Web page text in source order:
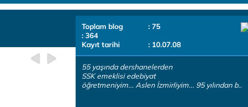
Toplam blog
: 75
: 364
Kayıt tarihi
: 10.07.08
55 yaşında dershanelerden
SSK emeklisi edebiyat
öğretmeniyim... Aslen İzmirliyim... 95 yılından b..